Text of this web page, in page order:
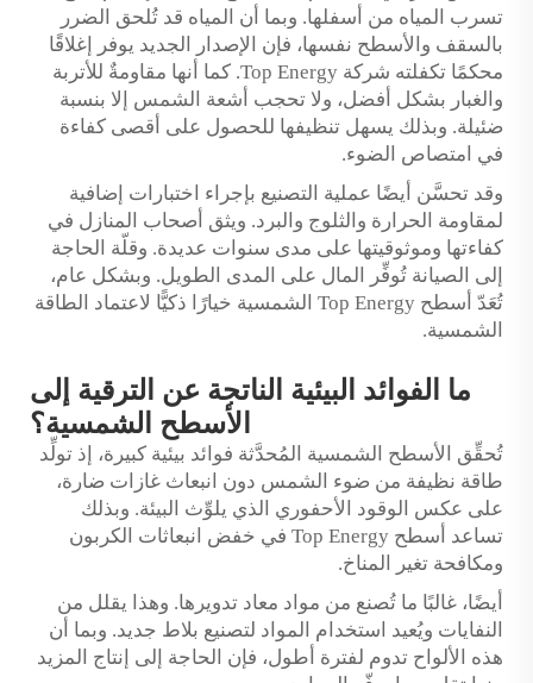
تسرب المياه من أسفلها. وبما أن المياه قد تُلحق الضرر
بالسقف والأسطح نفسها، فإن الإصدار الجديد يوفر إغلاقًا
محكمًا تكفلته شركة Top Energy. كما أنها مقاومةٌ للأتربة
والغبار بشكل أفضل، ولا تحجب أشعة الشمس إلا بنسبة
ضئيلة. وبذلك يسهل تنظيفها للحصول على أقصى كفاءة
في امتصاص الضوء.
وقد تحسَّن أيضًا عملية التصنيع بإجراء اختبارات إضافية
لمقاومة الحرارة والثلوج والبرد. ويثق أصحاب المنازل في
كفاءتها وموثوقيتها على مدى سنوات عديدة. وقلّة الحاجة
إلى الصيانة تُوفِّر المال على المدى الطويل. وبشكل عام،
تُعَدّ أسطح Top Energy الشمسية خيارًا ذكيًّا لاعتماد الطاقة
الشمسية.
ما الفوائد البيئية الناتجة عن الترقية إلى
الأسطح الشمسية؟
تُحقِّق الأسطح الشمسية المُحدَّثة فوائد بيئية كبيرة، إذ تولِّد
طاقة نظيفة من ضوء الشمس دون انبعاث غازات ضارة،
على عكس الوقود الأحفوري الذي يلوِّث البيئة. وبذلك
تساعد أسطح Top Energy في خفض انبعاثات الكربون
ومكافحة تغير المناخ.
أيضًا، غالبًا ما تُصنع من مواد معاد تدويرها. وهذا يقلل من
النفايات ويُعيد استخدام المواد لتصنيع بلاط جديد. وبما أن
هذه الألواح تدوم لفترة أطول، فإن الحاجة إلى إنتاج المزيد